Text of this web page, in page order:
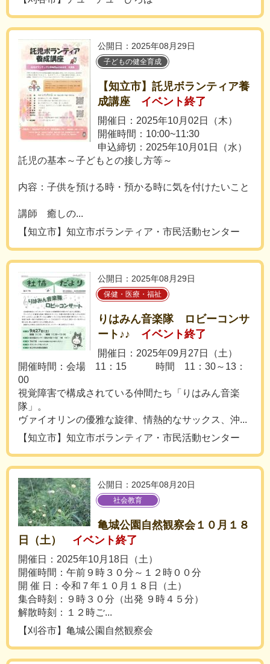
公開日：2025年08月29日
子どもの健全育成
【知立市】託児ボランティア養
成講座
イベント終了
開催日：2025年10月02日（木）
開催時間：10:00~11:30
申込締切：2025年10月01日（水）
託児の基本～子どもとの接し方等～
内容：子供を預ける時・預かる時に気を付けたいこと
講師 癒しの...
【知立市】知立市ボランティア・市民活動センター
公開日：2025年08月29日
保健・医療・福祉
りはみん音楽隊 ロビーコンサ
ート♪♪
イベント終了
開催日：2025年09月27日（土）
開催時間：会場 11：15 時間 11：30～13：
00
視覚障害で構成されている仲間たち「りはみん音楽
隊」。
ヴァイオリンの優雅な旋律、情熱的なサックス、沖...
【知立市】知立市ボランティア・市民活動センター
公開日：2025年08月20日
社会教育
亀城公園自然観察会１０月１８
日（土）
イベント終了
開催日：2025年10月18日（土）
開催時間：午前９時３０分～１２時００分
開 催 日：令和７年１０月１８日（土）
集合時刻：９時３０分（出発 ９時４５分）
解散時刻：１２時ご...
【刈谷市】亀城公園自然観察会